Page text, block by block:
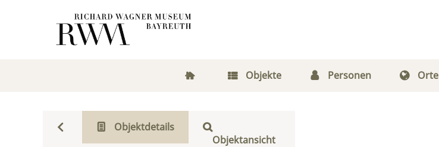
Objekte Personen Orte
Objektdetails
Objektansicht